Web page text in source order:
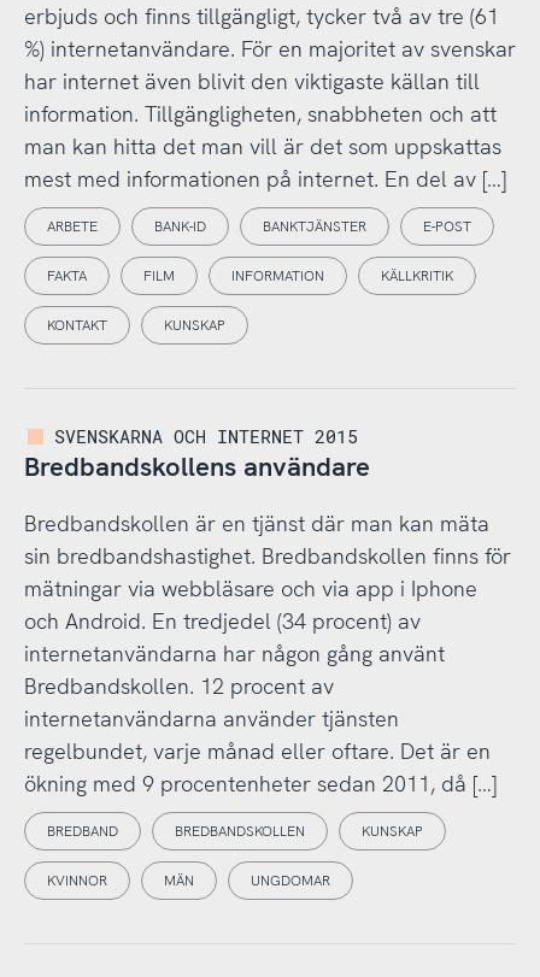
erbjuds och finns tillgängligt, tycker två av tre (61
%) internetanvändare. För en majoritet av svenskar
har internet även blivit den viktigaste källan till
information. Tillgängligheten, snabbheten och att
man kan hitta det man vill är det som uppskattas
mest med informationen på internet. En del av […]
ARBETE BANK-ID BANKTJÄNSTER E-POST
FAKTA FILM INFORMATION KÄLLKRITIK
KONTAKT KUNSKAP
SVENSKARNA OCH INTERNET 2015
Bredbandskollens användare
Bredbandskollen är en tjänst där man kan mäta
sin bredbandshastighet. Bredbandskollen finns för
mätningar via webbläsare och via app i Iphone
och Android. En tredjedel (34 procent) av
internetanvändarna har någon gång använt
Bredbandskollen. 12 procent av
internetanvändarna använder tjänsten
regelbundet, varje månad eller oftare. Det är en
ökning med 9 procentenheter sedan 2011, då […]
BREDBAND BREDBANDSKOLLEN KUNSKAP
KVINNOR MÄN UNGDOMAR